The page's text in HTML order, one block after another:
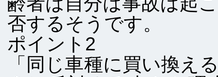
否するそうです。
ポイント2
「同じ車種に買い換え